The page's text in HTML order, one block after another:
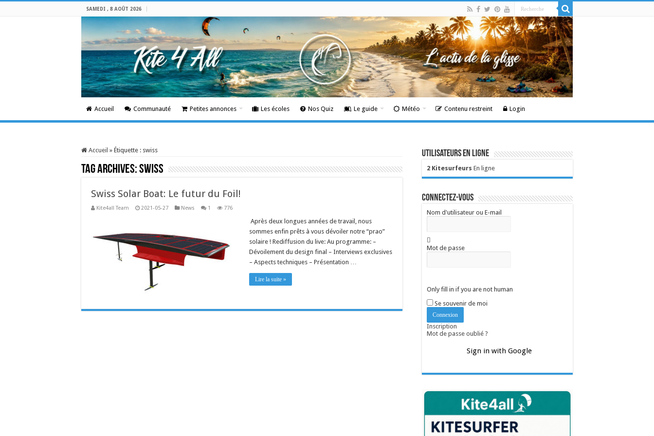
SAMEDI , 8 AOÛT 2026
Accueil Communauté Petites annonces Les écoles Nos Quiz Le guide Météo Contenu restreint Login
Accueil » Étiquette : swiss
Tag Archives:swiss
Swiss Solar Boat: Le futur du Foil!
Kite4all Team 2021-05-27 News 1 776
Après deux longues années de travail, nous
sommes enfin prêts à vous dévoiler notre “prao”
solaire ! Rediffusion du live: Au programme: –
Dévoilement du design final – Interviews exclusives
– Aspects techniques – Présentation …
Lire la suite »
Utilisateurs en ligne
2 Kitesurfeurs En ligne
Connectez-vous
Nom d'utilisateur ou E-mail
Mot de passe
Only fill in if you are not human
Se souvenir de moi
Inscription
Mot de passe oublié ?
Sign in with Google